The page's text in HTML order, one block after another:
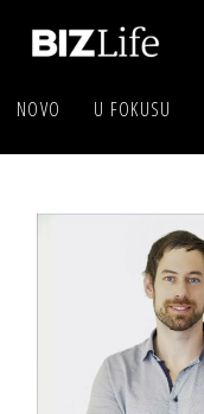
NOVO U FOKUSU